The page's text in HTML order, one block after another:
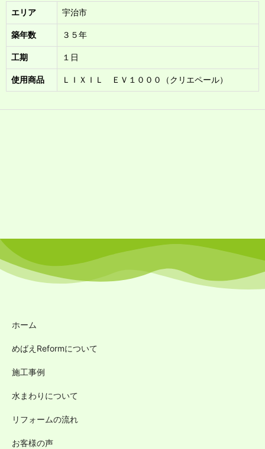
エリア 宇治市
築年数 ３５年
工期 １日
使用商品 ＬＩＸＩＬ ＥＶ１０００（クリエペール）
ホーム
めばえReformについて
施工事例
水まわりについて
リフォームの流れ
お客様の声